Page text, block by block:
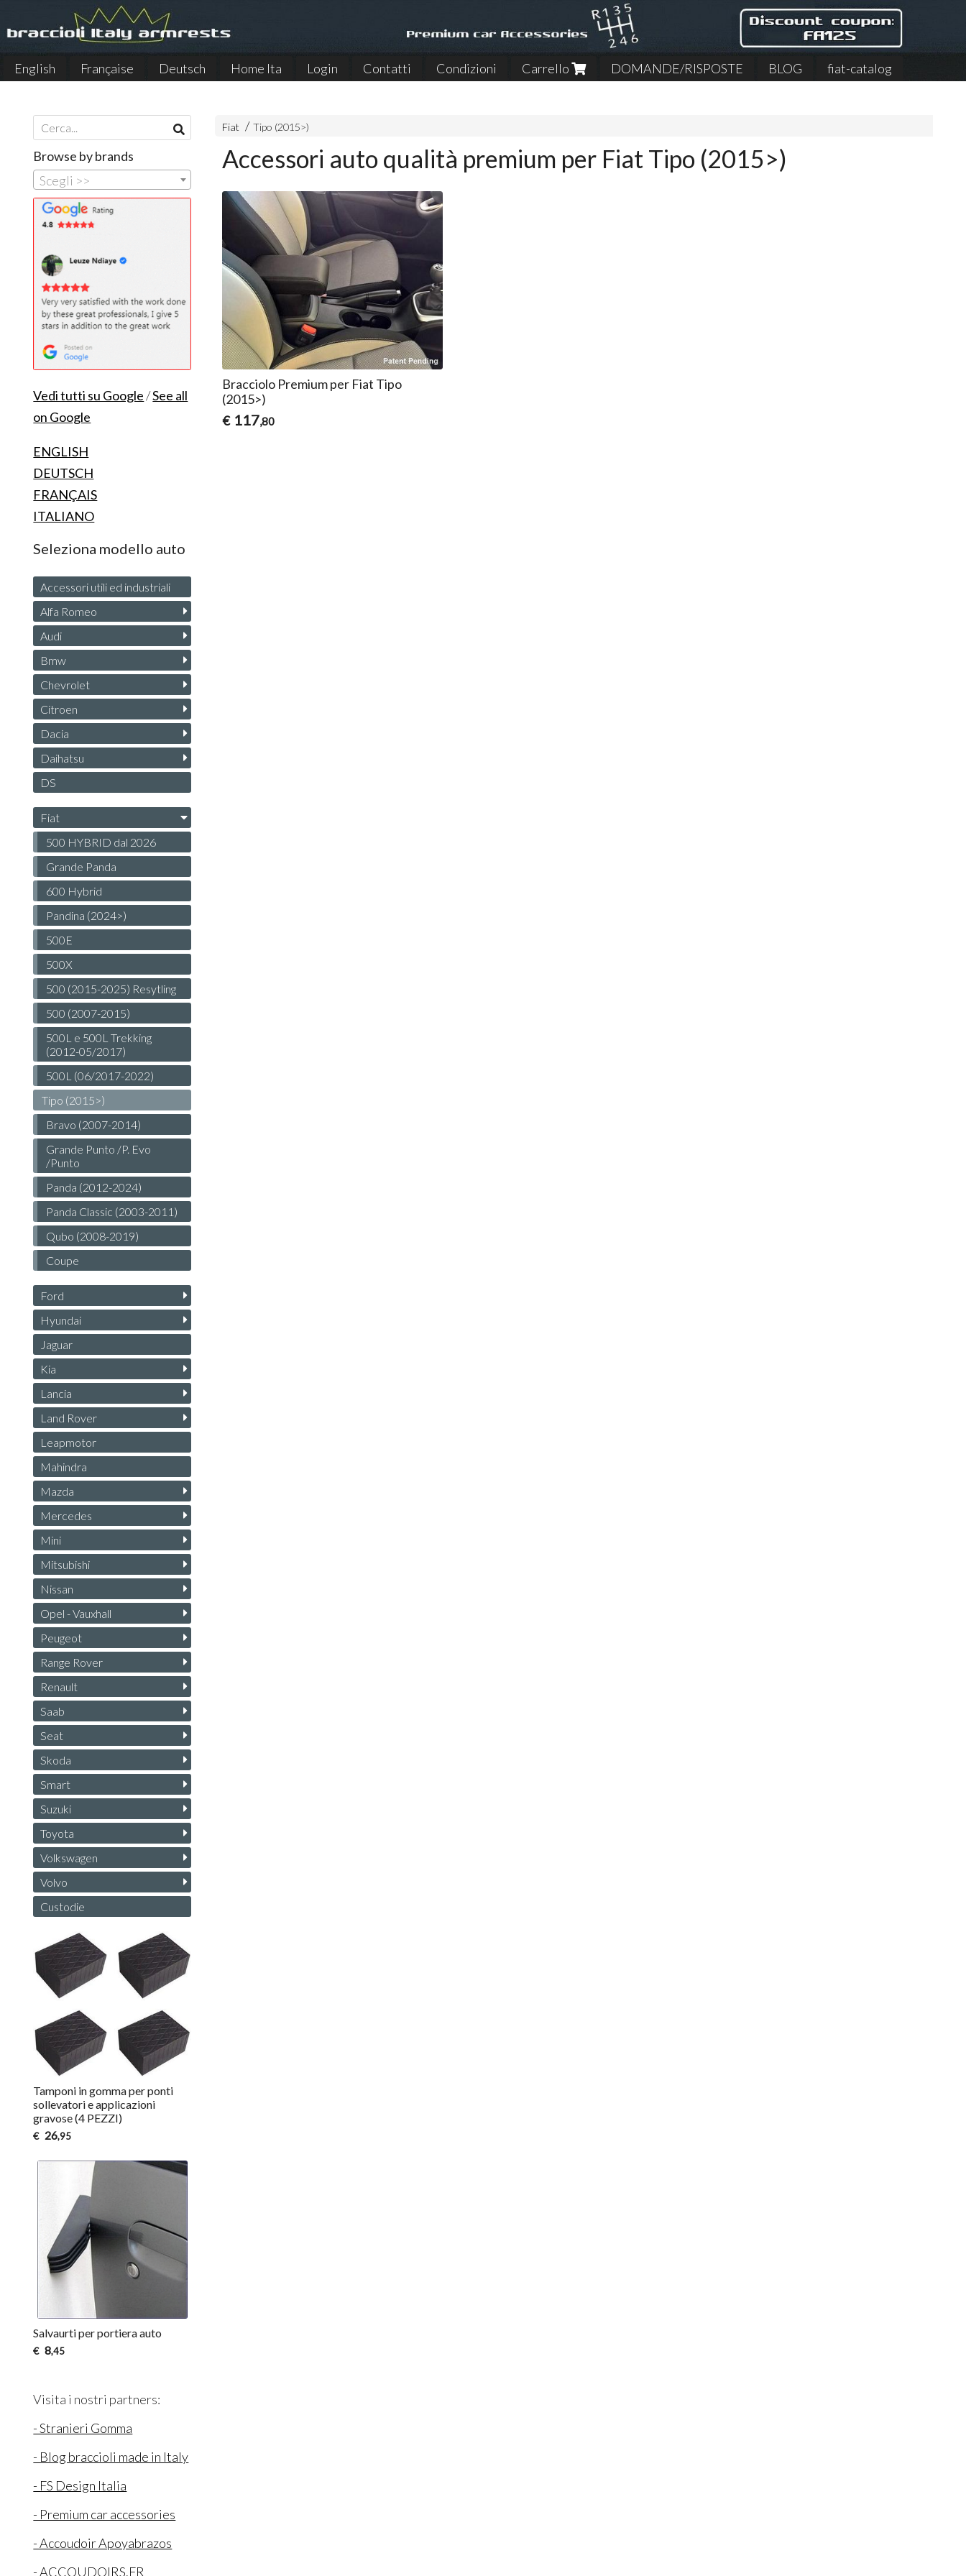
English Française Deutsch Home Ita Login Contatti Condizioni Carrello DOMANDE/RISPOSTE BLOG
fiat-catalog
Fiat Tipo (2015>)
Accessori auto qualità premium per Fiat Tipo (2015>)
Bracciolo Premium per Fiat Tipo
(2015>)
€ 117,80
Browse by brands
Scegli >>
Vedi tutti su Google/See all
on Google
ENGLISH
DEUTSCH
FRANÇAIS
ITALIANO
Seleziona modello auto
Accessori utili ed industriali
Alfa Romeo
Audi
Bmw
Chevrolet
Citroen
Dacia
Daihatsu
DS
Fiat
500 HYBRID dal 2026
Grande Panda
600 Hybrid
Pandina (2024>)
500E
500X
500 (2015-2025) Resytling
500 (2007-2015)
500L e 500L Trekking
(2012-05/2017)
500L (06/2017-2022)
Tipo (2015>)
Bravo (2007-2014)
Grande Punto /P. Evo
/Punto
Panda (2012-2024)
Panda Classic (2003-2011)
Qubo (2008-2019)
Coupe
Ford
Hyundai
Jaguar
Kia
Lancia
Land Rover
Leapmotor
Mahindra
Mazda
Mercedes
Mini
Mitsubishi
Nissan
Opel - Vauxhall
Peugeot
Range Rover
Renault
Saab
Seat
Skoda
Smart
Suzuki
Toyota
Volkswagen
Volvo
Custodie
Tamponi in gomma per ponti
sollevatori e applicazioni
gravose (4 PEZZI)
€ 26,95
Salvaurti per portiera auto
€ 8,45
Visita i nostri partners:
- Stranieri Gomma
- Blog braccioli made in Italy
- FS Design Italia
- Premium car accessories
- Accoudoir Apoyabrazos
- ACCOUDOIRS.FR